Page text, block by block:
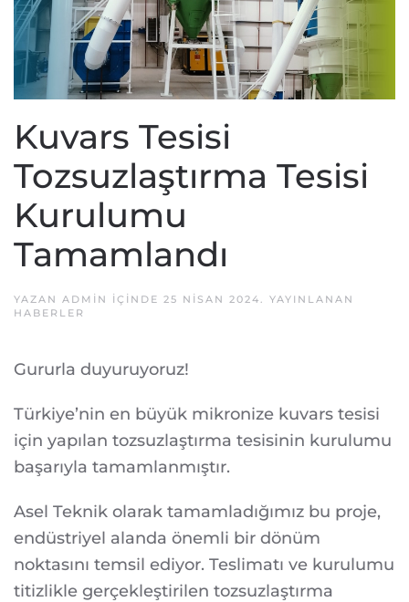
Kuvars Tesisi
Tozsuzlaştırma Tesisi
Kurulumu
Tamamlandı
YAZAN ADMIN IÇINDE 25 NISAN 2024. YAYINLANAN
HABERLER
Gururla duyuruyoruz!
Türkiye’nin en büyük mikronize kuvars tesisi
için yapılan tozsuzlaştırma tesisinin kurulumu
başarıyla tamamlanmıştır.
Asel Teknik olarak tamamladığımız bu proje,
endüstriyel alanda önemli bir dönüm
noktasını temsil ediyor. Teslimatı ve kurulumu
titizlikle gerçekleştirilen tozsuzlaştırma